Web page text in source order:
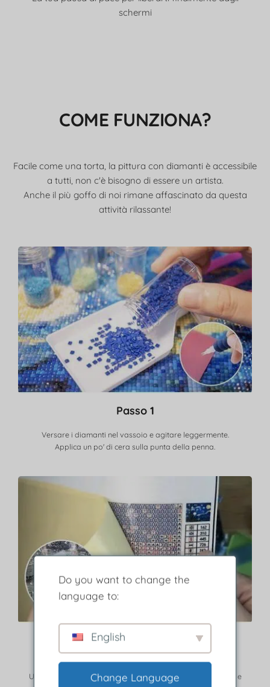
schermi
COME FUNZIONA?
Facile come una torta, la pittura con diamanti è accessibile
a tutti, non c'è bisogno di essere un artista.
Anche il più goffo di noi rimane affascinato da questa
attività rilassante!
Passo 1
Versare i diamanti nel vassoio e agitare leggermente.
Applica un po' di cera sulla punta della penna.
Passo 2
Rimuovere lo strato protettivo.
Usa la legenda per trovare le frese corrispondenti a colore e
Do you want to change the
language to:
English
Change Language